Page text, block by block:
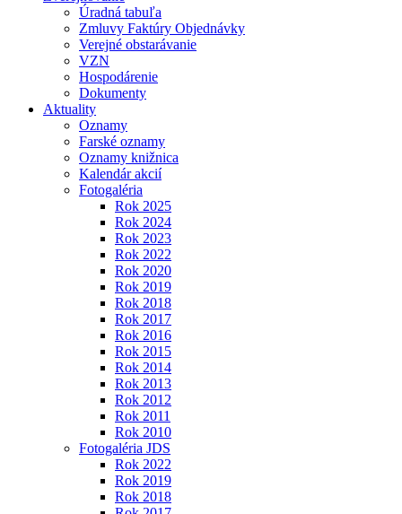
Úradná tabuľa
Zmluvy Faktúry Objednávky
Verejné obstarávanie
VZN
Hospodárenie
Dokumenty
Aktuality
Oznamy
Farské oznamy
Oznamy knižnica
Kalendár akcií
Fotogaléria
Rok 2025
Rok 2024
Rok 2023
Rok 2022
Rok 2020
Rok 2019
Rok 2018
Rok 2017
Rok 2016
Rok 2015
Rok 2014
Rok 2013
Rok 2012
Rok 2011
Rok 2010
Fotogaléria JDS
Rok 2022
Rok 2019
Rok 2018